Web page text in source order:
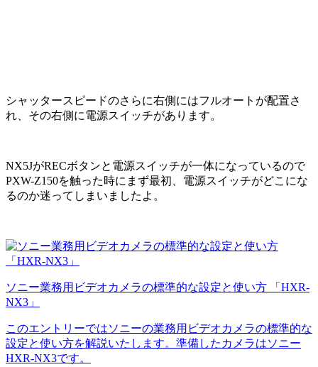
シャッタースピードのさらに右側にはフルオートが配置さ
れ、その右側に電源スイッチがあります。
NX5JがRECボタンと電源スイッチが一体になっているので
PXW-Z150を触った時にまず最初、電源スイッチがどこにな
るのか迷ってしまいましたよ。
ソニー業務用ビデオカメラの標準的な設定と使い方 「HXR-
NX3」
このエントリーではソニーの業務用ビデオカメラの標準的な
設定と使い方を解説いたします。準備したカメラはソニー
HXR-NX3です。